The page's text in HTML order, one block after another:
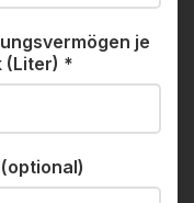
je
(Liter) *